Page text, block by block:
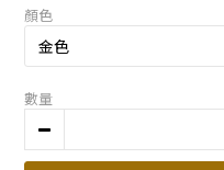
顏色
數量